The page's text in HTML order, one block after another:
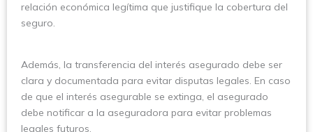
relación económica legítima que justifique la cobertura del
seguro.
Además, la transferencia del interés asegurado debe ser
clara y documentada para evitar disputas legales. En caso
de que el interés asegurable se extinga, el asegurado
debe notificar a la aseguradora para evitar problemas
legales futuros.